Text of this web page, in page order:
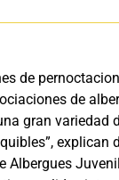
de
de
gran variedad
explican
Albergues